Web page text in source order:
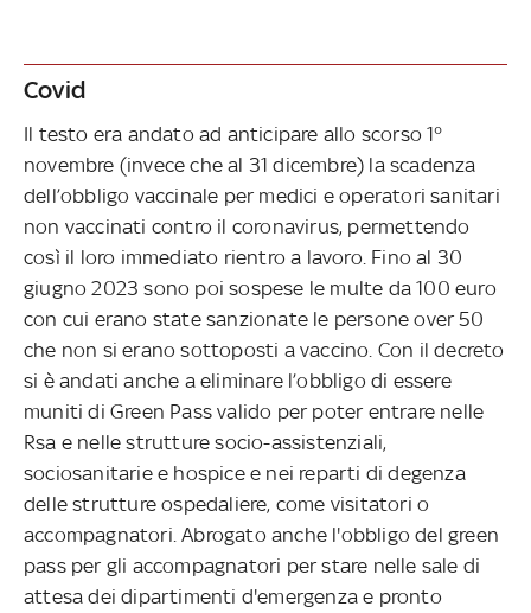
Covid
Il testo era andato ad anticipare allo scorso 1°
novembre (invece che al 31 dicembre) la scadenza
dell’obbligo vaccinale per medici e operatori sanitari
non vaccinati contro il coronavirus, permettendo
così il loro immediato rientro a lavoro. Fino al 30
giugno 2023 sono poi sospese le multe da 100 euro
con cui erano state sanzionate le persone over 50
che non si erano sottoposti a vaccino. Con il decreto
si è andati anche a eliminare l’obbligo di essere
muniti di Green Pass valido per poter entrare nelle
Rsa e nelle strutture socio-assistenziali,
sociosanitarie e hospice e nei reparti di degenza
delle strutture ospedaliere, come visitatori o
accompagnatori. Abrogato anche l'obbligo del green
pass per gli accompagnatori per stare nelle sale di
attesa dei dipartimenti d'emergenza e pronto